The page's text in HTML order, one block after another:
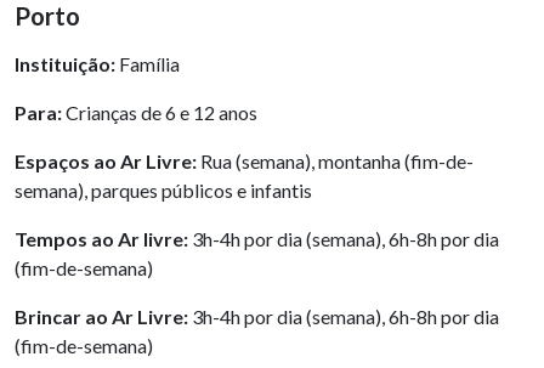
Porto
Instituição: Família
Para:Crianças de 6 e 12 anos
Espaços ao Ar Livre: Rua (semana), montanha (fim-de-
semana), parques públicos e infantis
Tempos ao Ar livre: 3h-4h por dia (semana), 6h-8h por dia
(fim-de-semana)
Brincar ao Ar Livre: 3h-4h por dia (semana), 6h-8h por dia
(fim-de-semana)